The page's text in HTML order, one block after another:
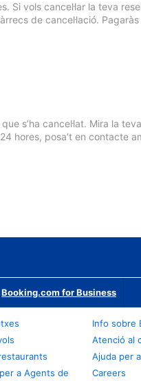
Si vols cancel·lar la teva
de cancel·lació.
s’ha cancel·lat. Mira la
hores, posa’t en contacte
Booking.com for Business
a Agents de
Info sobre
Atenció al
Ajuda per
Careers